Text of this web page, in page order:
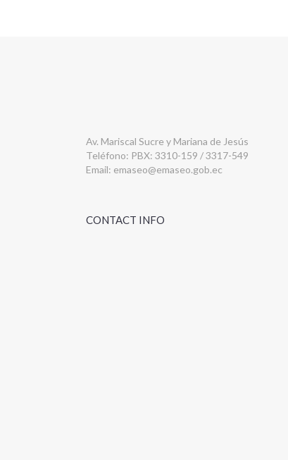
Av. Mariscal Sucre y Mariana de Jesús
Teléfono: PBX: 3310-159 / 3317-549
Email: emaseo@emaseo.gob.ec
CONTACT INFO